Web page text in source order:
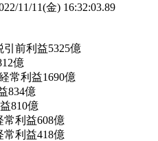
11/11(金) 16:32:03.89
前利益5325億
億
常利益1690億
834億
810億
利益608億
利益418億